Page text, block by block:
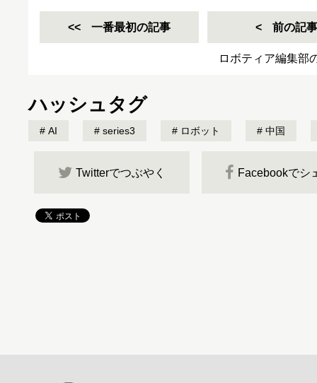
一番最初の記事 前の記事
ロボティア編集部
ハッシュタグ
AI series3 ロボット 中国
Twitterでつぶやく Facebookでシ